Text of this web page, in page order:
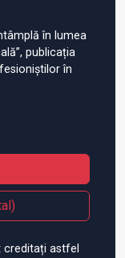
în lumea
publicația
în
creditați astfel